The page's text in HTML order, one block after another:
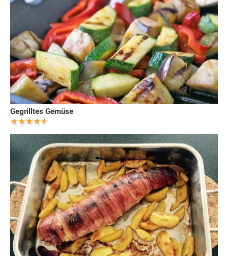
Gegrilltes Gemüse